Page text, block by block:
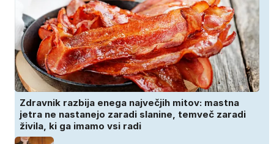
Zdravnik razbija enega največjih mitov: mastna
jetra ne nastanejo zaradi slanine, temveč zaradi
živila, ki ga imamo vsi radi